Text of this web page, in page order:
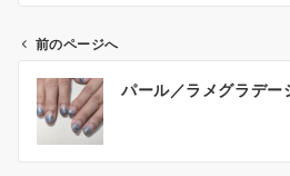
前のページへ
パール／ラメグラデー